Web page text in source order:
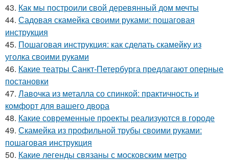
43. Как мы построили свой деревянный дом мечты
44. Садовая скамейка своими руками: пошаговая
инструкция
45. Пошаговая инструкция: как сделать скамейку из
уголка своими руками
46. Какие театры Санкт-Петербурга предлагают оперные
постановки
47. Лавочка из металла со спинкой: практичность и
комфорт для вашего двора
48. Какие современные проекты реализуются в городе
49. Скамейка из профильной трубы своими руками:
пошаговая инструкция
50. Какие легенды связаны с московским метро